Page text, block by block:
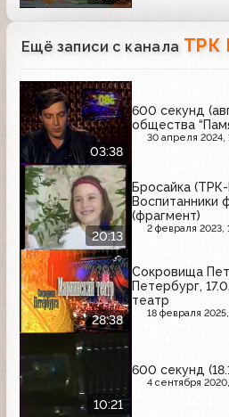
Ещё записи с канала ТРК
03:38
600 секунд
общества
30 апреля 2024,
20:13
Бросайка
Воспитанники
(фрагмент)
2 февраля 2023,
28:38
Сокровища
Петербург,
театр
18 февраля
10:21
600 секунд
4 сентября